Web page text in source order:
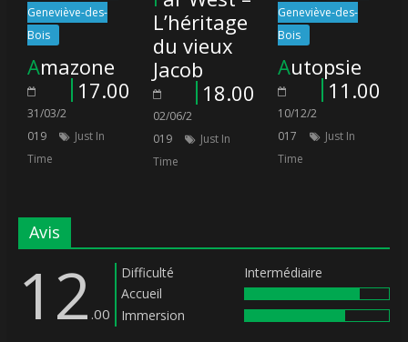
Geneviève-des-
Bois
Amazone
17.00
31/03/2
019
Just In
Time
L’héritage
du vieux
Jacob
18.00
02/06/2
019
Just In
Time
Geneviève-des-
Bois
Autopsie
11.00
10/12/2
017
Just In
Time
Avis
12 .00
Difficulté
Intermédiaire
Accueil
Immersion